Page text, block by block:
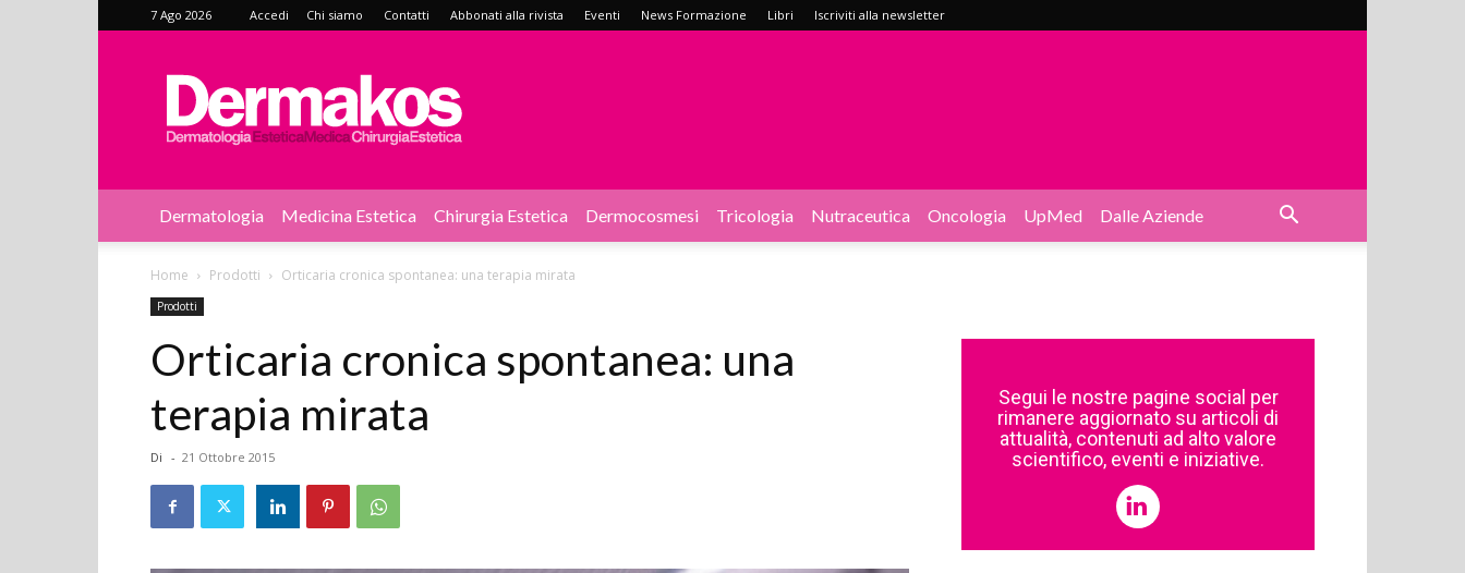
7 Ago 2026 Accedi Chi siamo Contatti Abbonati alla rivista Eventi News Formazione Libri Iscriviti alla newsletter
Dermakos
Dermatologia Medicina Estetica Chirurgia Estetica Dermocosmesi Tricologia Nutraceutica Oncologia UpMed Dalle Aziende
Home Prodotti Orticaria cronica spontanea: una terapia mirata
Prodotti
Orticaria cronica spontanea: una
terapia mirata
Di - 21 Ottobre 2015
Segui le nostre pagine social per
rimanere aggiornato su articoli di
attualità, contenuti ad alto valore
scientifico, eventi e iniziative.